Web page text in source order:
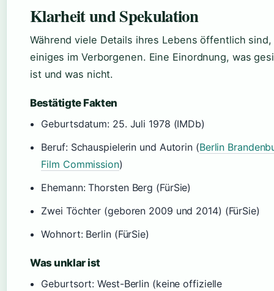
Klarheit und Spekulation
Während viele Details ihres Lebens öffentlich
einiges im Verborgenen. Eine Einordnung, was
ist und was nicht.
Bestätigte Fakten
Geburtsdatum: 25. Juli 1978 (IMDb)
Beruf: Schauspielerin und Autorin (Berlin
Film Commission)
Ehemann: Thorsten Berg (FürSie)
Zwei Töchter (geboren 2009 und 2014) (FürSie)
Wohnort: Berlin (FürSie)
Was unklar ist
Geburtsort: West-Berlin (keine offizielle